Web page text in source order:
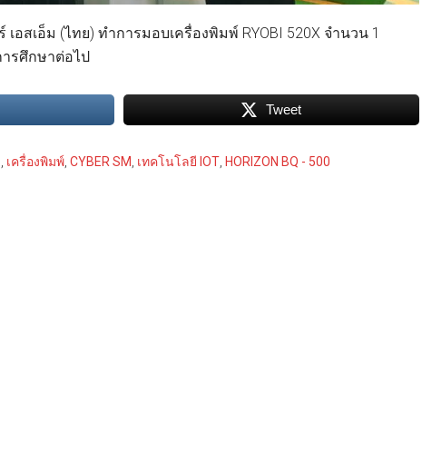
อสเอ็ม (ไทย) ทำการมอบเครื่องพิมพ์ RYOBI 520X จำนวน 1
รศึกษาต่อไป
Tweet
เครื่องพิมพ์ CYBER SM เทคโนโลยี IOT HORIZON BQ - 500